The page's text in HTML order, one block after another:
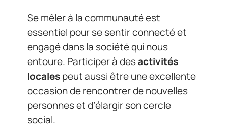
Se mêler à la communauté est
essentiel pour se sentir connecté et
engagé dans la société qui nous
entoure. Participer à desactivités
localespeut aussi être une excellente
occasion de rencontrer de nouvelles
personnes et d’élargir son cercle
social.